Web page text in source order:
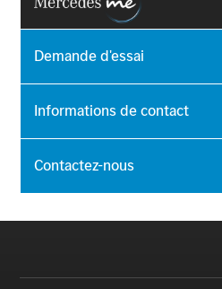
Demande d'essai
Informations de contact
Contactez-nous